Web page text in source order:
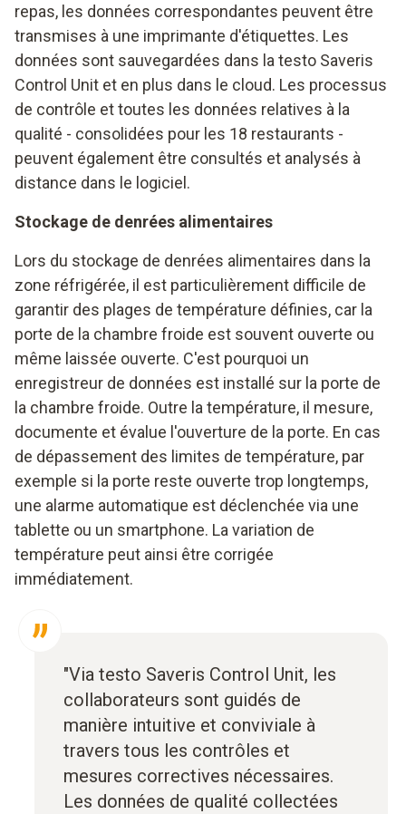
repas, les données correspondantes peuvent être
transmises à une imprimante d'étiquettes. Les
données sont sauvegardées dans la testo Saveris
Control Unit et en plus dans le cloud. Les processus
de contrôle et toutes les données relatives à la
qualité - consolidées pour les 18 restaurants -
peuvent également être consultés et analysés à
distance dans le logiciel.
Stockage de denrées alimentaires
Lors du stockage de denrées alimentaires dans la
zone réfrigérée, il est particulièrement difficile de
garantir des plages de température définies, car la
porte de la chambre froide est souvent ouverte ou
même laissée ouverte. C'est pourquoi un
enregistreur de données est installé sur la porte de
la chambre froide. Outre la température, il mesure,
documente et évalue l'ouverture de la porte. En cas
de dépassement des limites de température, par
exemple si la porte reste ouverte trop longtemps,
une alarme automatique est déclenchée via une
tablette ou un smartphone. La variation de
température peut ainsi être corrigée
immédiatement.
"Via testo Saveris Control Unit, les
collaborateurs sont guidés de
manière intuitive et conviviale à
travers tous les contrôles et
mesures correctives nécessaires.
Les données de qualité collectées